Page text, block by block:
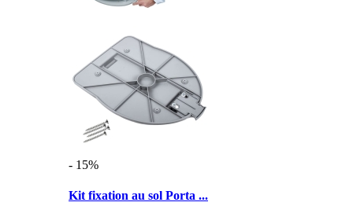
- 15%
Kit fixation au sol Porta ...